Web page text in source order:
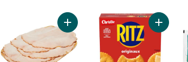
Ajouter Poitrine de dinde rôtie au
Ajouter